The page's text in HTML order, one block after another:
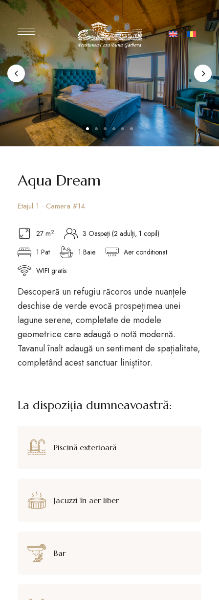
Aqua Dream
Etajul 1 · Camera #14
27 m2
3 Oaspeți (2 adulți, 1 copil)
1 Pat
1 Baie
Aer conditionat
WIFI gratis
Descoperă un refugiu răcoros unde nuanțele
deschise de verde evocă prospețimea unei
lagune serene, completate de modele
geometrice care adaugă o notă modernă.
Tavanul înalt adaugă un sentiment de spațialitate,
completând acest sanctuar liniștitor.
La dispoziția dumneavoastră:
Piscină exterioară
Jacuzzi în aer liber
Bar